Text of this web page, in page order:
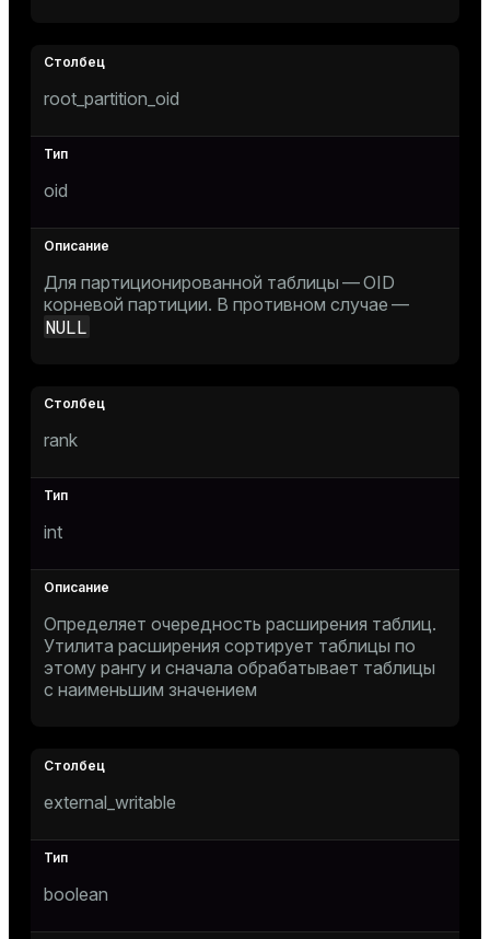
root_partition_oid
oid
Для партиционированной таблицы — OID
корневой партиции. В противном случае —
NULL
rank
int
Определяет очередность расширения таблиц.
Утилита расширения сортирует таблицы по
этому рангу и сначала обрабатывает таблицы
с наименьшим значением
external_writable
boolean